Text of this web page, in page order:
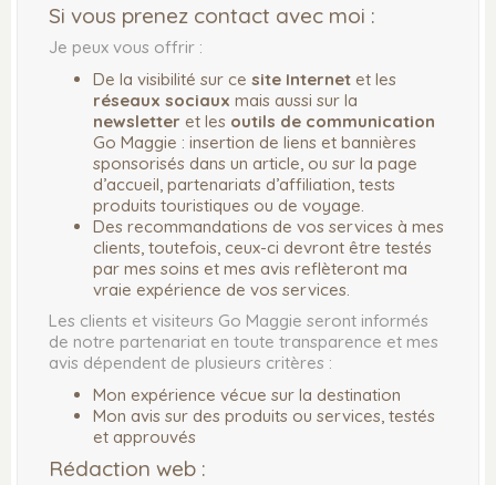
Si vous prenez contact avec moi :
Je peux vous offrir :
De la visibilité sur ce site Internet et les
réseaux sociaux mais aussi sur la
newsletter et les outils de communication
Go Maggie : insertion de liens et bannières
sponsorisés dans un article, ou sur la page
d’accueil, partenariats d’affiliation, tests
produits touristiques ou de voyage.
Des recommandations de vos services à mes
clients, toutefois, ceux-ci devront être testés
par mes soins et mes avis reflèteront ma
vraie expérience de vos services.
Les clients et visiteurs Go Maggie seront informés
de notre partenariat en toute transparence et mes
avis dépendent de plusieurs critères :
Mon expérience vécue sur la destination
Mon avis sur des produits ou services, testés
et approuvés
Rédaction web :
INFORMATIONS
QUI SUIS-JE ?